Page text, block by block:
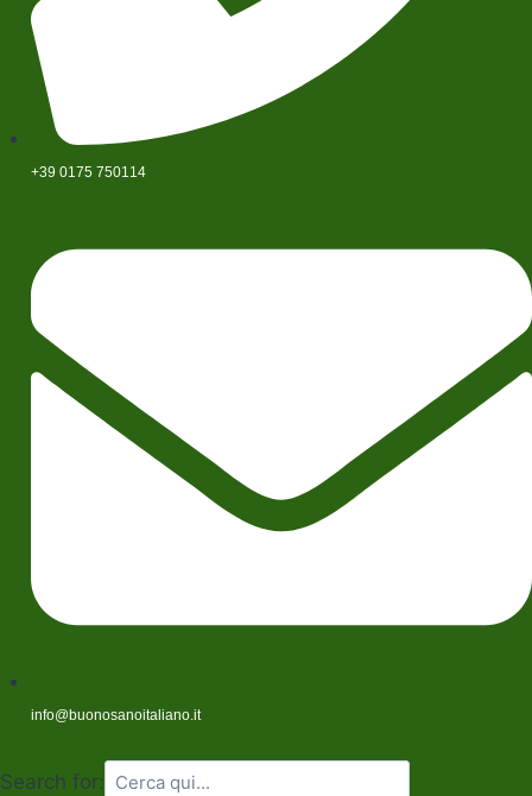
+39 0175 750114
info@buonosanoitaliano.it
Search for: